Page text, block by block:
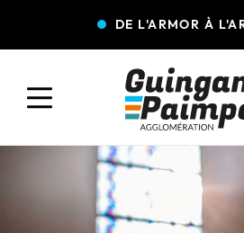
DE L'ARMOR À
COLLECTE DES DÉCHETS EAU ET